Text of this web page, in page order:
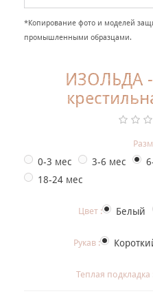
НАРЯДНАЯ ОДЕЖДА ДЛЯ ДЕТЕЙ
Помощь покупателю
Интересное о крещении
*Копирование фото и моделей
промышленными образцами.
ИЗОЛЬДА -
0-3 мес 3-6 мес
18-24 мес
Цвет : Белый
Рукав :
Теплая подкладка